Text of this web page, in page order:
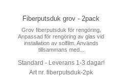
Fiberputsduk grov - 2pack
Grov fiberputsduk för rengöring.
Anpassad för rengöring av glas vid
installation av solfilm. Används
tillsammans med...
Standard - Leverans 1-3 dagar!
Art nr. fiberputsduk-2pk